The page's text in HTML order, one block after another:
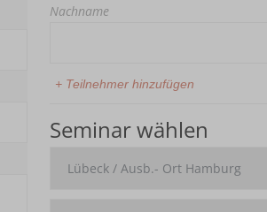
Nachname
+ Teilnehmer hinzufügen
Seminar wählen